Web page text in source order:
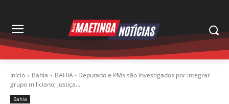
Início Bahia
BAHIA - Deputado e PMs são investigados por integrar
grupo miliciano; justiça...
Bahia